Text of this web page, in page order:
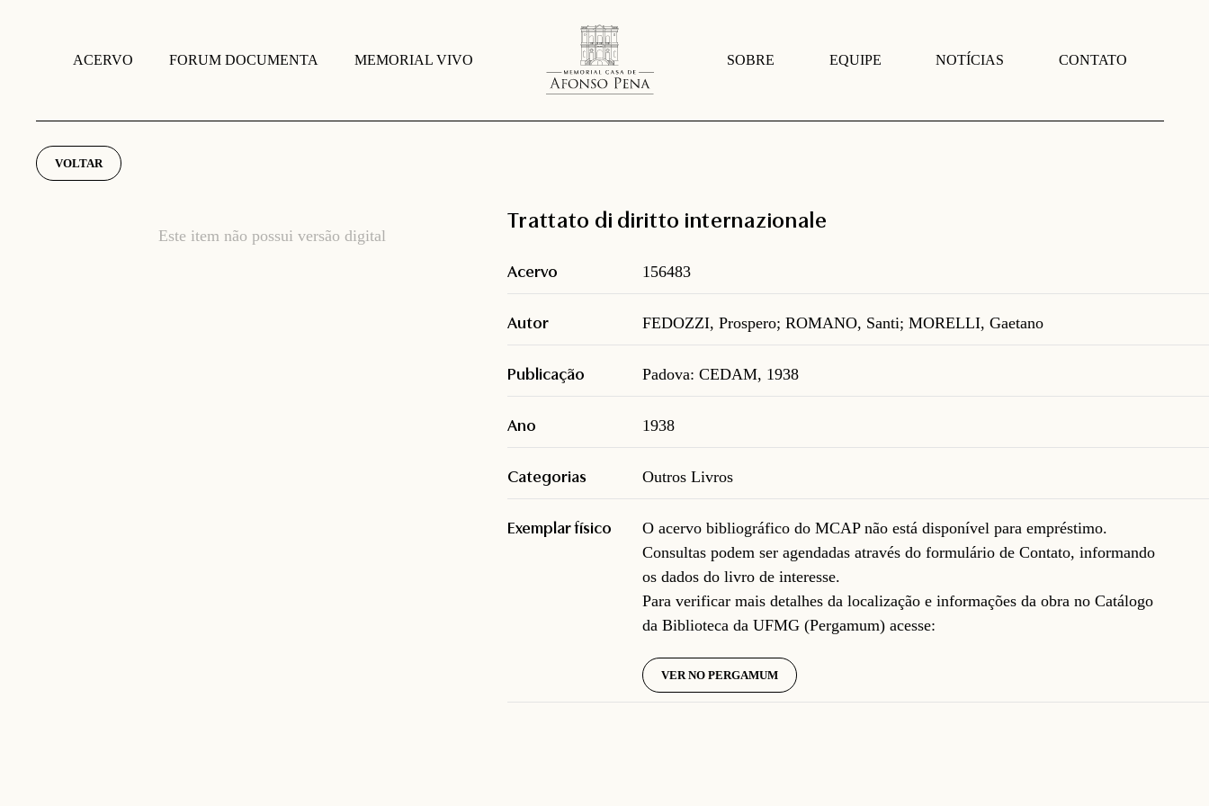
ACERVO FORUM DOCUMENTA MEMORIAL VIVO SOBRE EQUIPE NOTÍCIAS CONTATO
VOLTAR
Este item não possui versão digital
Trattato di diritto internazionale
Acervo 156483
Autor FEDOZZI, Prospero; ROMANO, Santi; MORELLI, Gaetano
Publicação Padova: CEDAM, 1938
Ano 1938
Categorias Outros Livros
Exemplar físico
O acervo bibliográfico do MCAP não está disponível para empréstimo.
Consultas podem ser agendadas através do formulário deContato, informando
os dados do livro de interesse.
Para verificar mais detalhes da localização e informações da obra no Catálogo
da Biblioteca da UFMG (Pergamum) acesse:
VER NO PERGAMUM